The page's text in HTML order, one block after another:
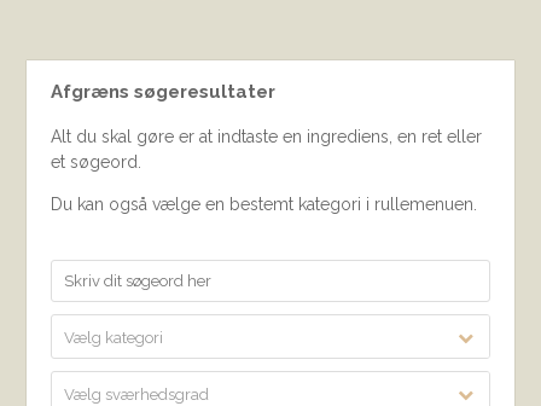
Afgræns søgeresultater
Alt du skal gøre er at indtaste en ingrediens, en ret eller
et søgeord.
Du kan også vælge en bestemt kategori i rullemenuen.
Vælg kategori
Vælg sværhedsgrad